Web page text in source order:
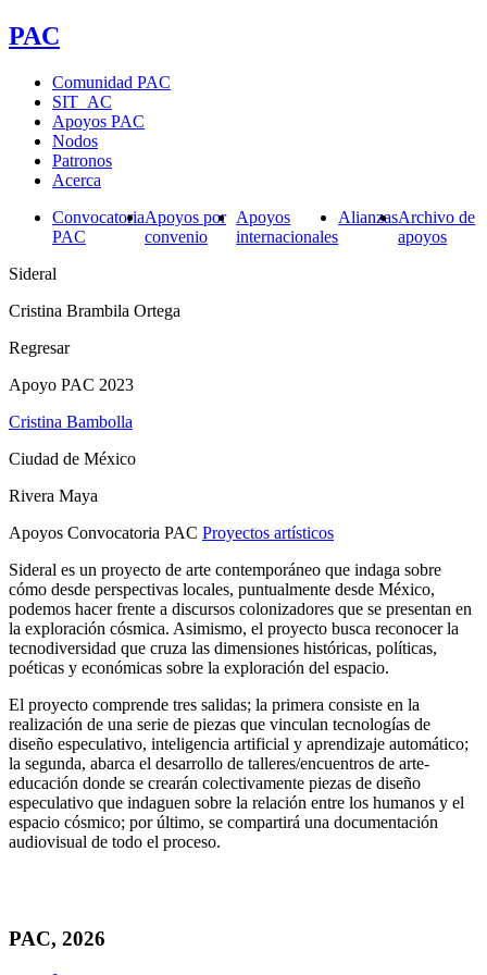
PAC
Comunidad PAC
SIT_AC
Apoyos PAC
Nodos
Patronos
Acerca
Convocatoria
PAC
Apoyos por
convenio
Apoyos
internacionales
AlianzasArchivo de
apoyos
Sideral
Cristina Brambila Ortega
Regresar
Apoyo PAC 2023
Cristina Bambolla
Ciudad de México
Rivera Maya
Apoyos Convocatoria PAC Proyectos artísticos
Sideral es un proyecto de arte contemporáneo que indaga sobre
cómo desde perspectivas locales, puntualmente desde México,
podemos hacer frente a discursos colonizadores que se presentan en
la exploración cósmica. Asimismo, el proyecto busca reconocer la
tecnodiversidad que cruza las dimensiones históricas, políticas,
poéticas y económicas sobre la exploración del espacio.
El proyecto comprende tres salidas; la primera consiste en la
realización de una serie de piezas que vinculan tecnologías de
diseño especulativo, inteligencia artificial y aprendizaje automático;
la segunda, abarca el desarrollo de talleres/encuentros de arte-
educación donde se crearán colectivamente piezas de diseño
especulativo que indaguen sobre la relación entre los humanos y el
espacio cósmico; por último, se compartirá una documentación
audiovisual de todo el proceso.
PAC, 2026